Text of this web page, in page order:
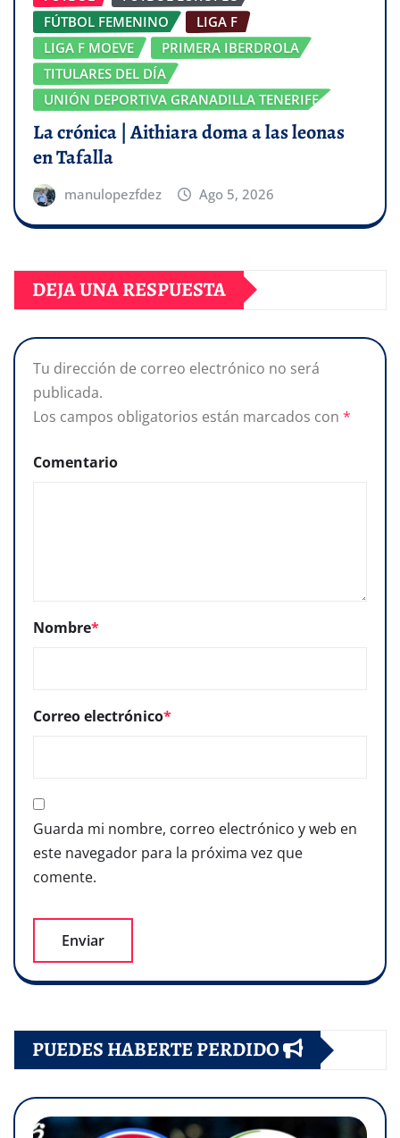
FÚTBOL FEMENINO
LIGA F
LIGA F MOEVE
PRIMERA IBERDROLA
TITULARES DEL DÍA
UNIÓN DEPORTIVA GRANADILLA TENERIFE
La crónica | Aithiara doma a las leonas
en Tafalla
manulopezfdez Ago 5, 2026
DEJA UNA RESPUESTA
Tu dirección de correo electrónico no será
publicada.
Los campos obligatorios están marcados con *
Comentario
Nombre*
Correo electrónico*
Guarda mi nombre, correo electrónico y web en
este navegador para la próxima vez que
comente.
PUEDES HABERTE PERDIDO